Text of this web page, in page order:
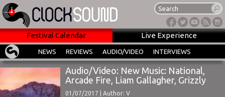
Festival Calendar Live Experience
NEWS REVIEWS AUDIO/VIDEO INTERVIEWS
Audio/Video: New Music: National,
Arcade Fire, Liam Gallagher, Grizzly
Bear, Horrors
01/07/2017 | Author: V